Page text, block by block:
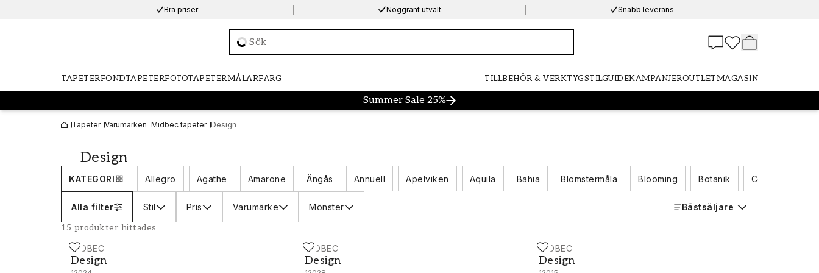
Bra priser Noggrant utvalt Snabb leverans
Loading…
TAPETERFONDTAPETERFOTOTAPETERMÅLARFÄRG TILLBEHÖR & VERKTYGSTILGUIDEKAMPANJEROUTLETMAGASIN
Summer Sale 25%
Tapeter Varumärken Midbec tapeter Design
Design
KATEGORI Allegro Agathe Amarone Ängås Annuell Apelviken Aquila Bahia Blomstermåla Blooming Botanik Collage
Alla filter Stil Pris Varumärke Mönster
Bästsäljare
15 produkter hittades
MIDBEC
Design
Design - 12024 MIDBEC
Design
Design - 12028 MIDBEC
Design
Design - 12015